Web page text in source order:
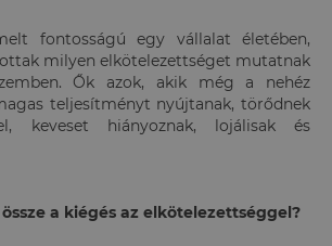
fontosságú egy vállalat életében,
milyen elkötelezettséget mutatnak
Ők azok, akik még a nehéz
teljesítményt nyújtanak, törődnek
keveset hiányoznak, lojálisak és
a kiégés az elkötelezettséggel?